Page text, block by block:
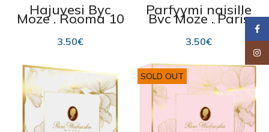
Hajuvesi Byc
Moze , Rooma 10
ml
3.50€
Parfyymi naisille
Byc Moze , Paris
10 ml
3.50€
SOLD OUT